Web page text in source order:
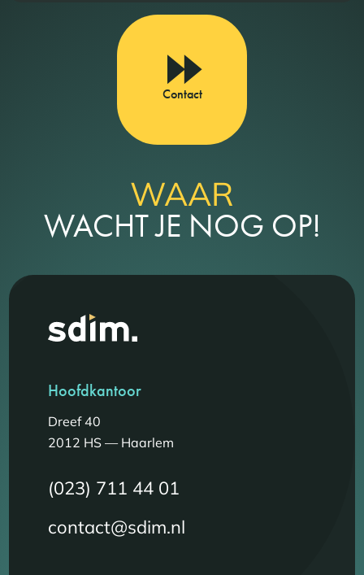
Contact
WAAR
WACHT JE NOG OP!
Hoofdkantoor
Dreef 40
2012 HS — Haarlem
(023) 711 44 01
contact@sdim.nl